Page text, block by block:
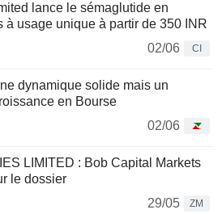
lance le sémaglutide en
à usage unique à partir de 350 INR
02/06
CI
dynamique solide mais un
en Bourse
02/06
LIMITED : Bob Capital Markets
le dossier
29/05
ZM